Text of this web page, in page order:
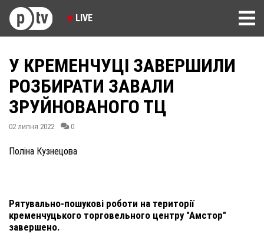
LIVE
У КРЕМЕНЧУЦІ ЗАВЕРШИЛИ
РОЗБИРАТИ ЗАВАЛИ
ЗРУЙНОВАНОГО ТЦ
02 липня 2022 0
Поліна Кузнецова
Рятувально-пошукові роботи на території
кременчуцького торговельного центру "Амстор"
завершено.